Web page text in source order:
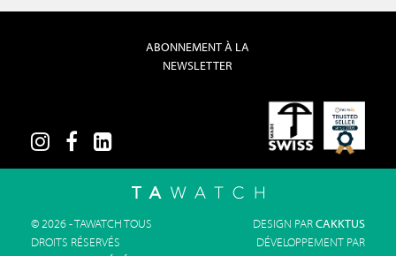
ABONNEMENT À LA
NEWSLETTER
© 2026 - TAWATCH TOUS
DROITS RÉSERVÉS
DESIGN PARCAKKTUS
DÉVELOPPEMENT PAR